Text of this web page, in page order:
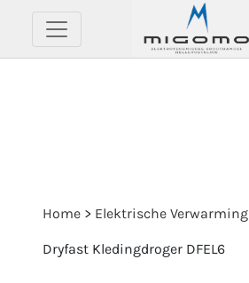
Home > Elektrische Verwarming
Dryfast Kledingdroger DFEL6